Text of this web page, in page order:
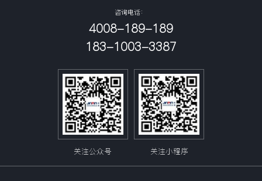
咨询电话：
4008-189-189
183-1003-3387
关注公众号 关注小程序